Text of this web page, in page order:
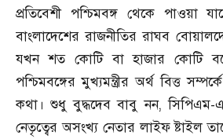
প্রতিবেশী পশ্চিমবঙ্গ থেকে পাওয়া
বাংলাদেশের রাজনীতির রাঘব
যখন শত কোটি বা হাজার কোটি
পশ্চিমবঙ্গের মুখ্যমন্ত্রীর অর্থ বিত্ত
কথা। শুধু বুদ্ধদেব বাবু নন,সিপিএম-
নেতৃত্বের অসংখ্য নেতার লাইফ ষ্টাইল